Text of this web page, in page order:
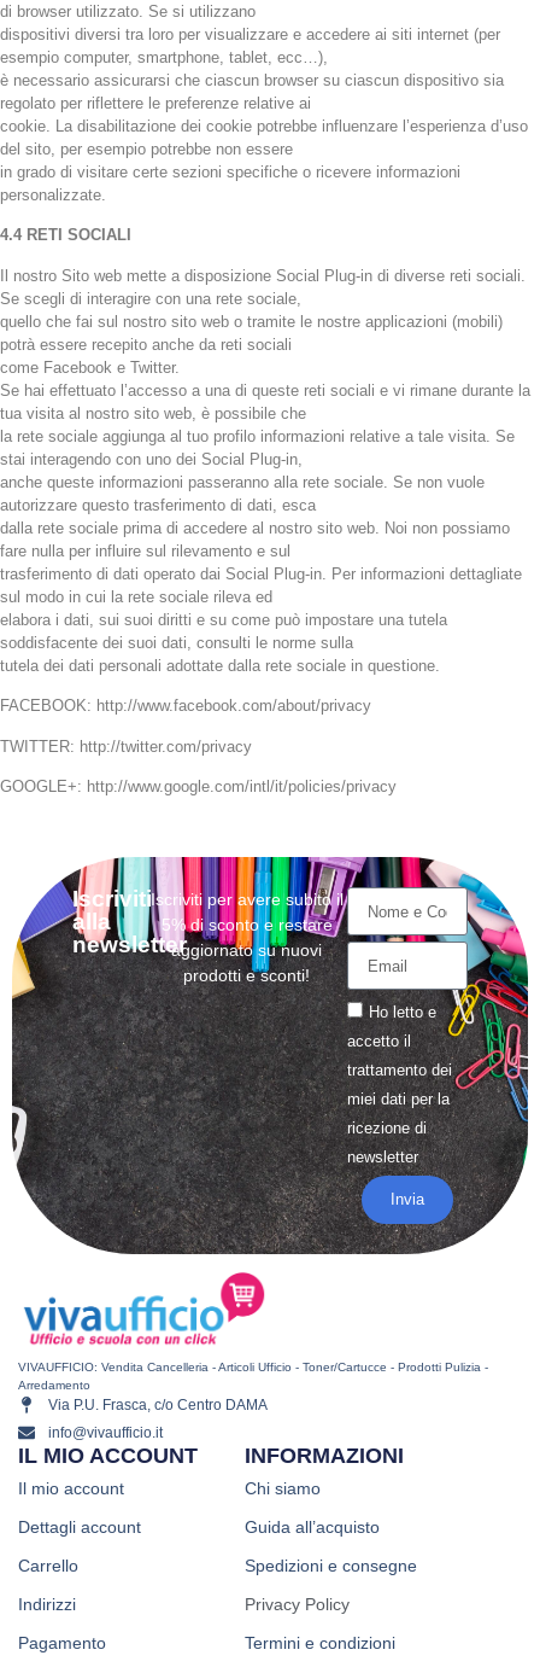
di browser utilizzato. Se si utilizzano
dispositivi diversi tra loro per visualizzare e accedere ai siti internet (per
esempio computer, smartphone, tablet, ecc…),
è necessario assicurarsi che ciascun browser su ciascun dispositivo sia
regolato per riflettere le preferenze relative ai
cookie. La disabilitazione dei cookie potrebbe influenzare l’esperienza d’uso
del sito, per esempio potrebbe non essere
in grado di visitare certe sezioni specifiche o ricevere informazioni
personalizzate.
4.4 RETI SOCIALI
Il nostro Sito web mette a disposizione Social Plug-in di diverse reti sociali.
Se scegli di interagire con una rete sociale,
quello che fai sul nostro sito web o tramite le nostre applicazioni (mobili)
potrà essere recepito anche da reti sociali
come Facebook e Twitter.
Se hai effettuato l’accesso a una di queste reti sociali e vi rimane durante la
tua visita al nostro sito web, è possibile che
la rete sociale aggiunga al tuo profilo informazioni relative a tale visita. Se
stai interagendo con uno dei Social Plug-in,
anche queste informazioni passeranno alla rete sociale. Se non vuole
autorizzare questo trasferimento di dati, esca
dalla rete sociale prima di accedere al nostro sito web. Noi non possiamo
fare nulla per influire sul rilevamento e sul
trasferimento di dati operato dai Social Plug-in. Per informazioni dettagliate
sul modo in cui la rete sociale rileva ed
elabora i dati, sui suoi diritti e su come può impostare una tutela
soddisfacente dei suoi dati, consulti le norme sulla
tutela dei dati personali adottate dalla rete sociale in questione.
FACEBOOK: http://www.facebook.com/about/privacy
TWITTER: http://twitter.com/privacy
GOOGLE+: http://www.google.com/intl/it/policies/privacy
Iscriviti
alla
newsletter
Iscriviti per avere subito il
5% di sconto e restare
aggiornato su nuovi
prodotti e sconti!
Ho letto e
accetto il
trattamentodei
miei dati per la
ricezione di
newsletter
Invia
VIVAUFFICIO: Vendita Cancelleria - Articoli Ufficio - Toner/Cartucce - Prodotti Pulizia -
Arredamento
Via P.U. Frasca, c/o Centro DAMA
info@vivaufficio.it
INFORMAZIONI
Chi siamo
Guida all’acquisto
Spedizioni e consegne
Privacy Policy
Termini e condizioni
IL MIO ACCOUNT
Il mio account
Dettagli account
Carrello
Indirizzi
Pagamento